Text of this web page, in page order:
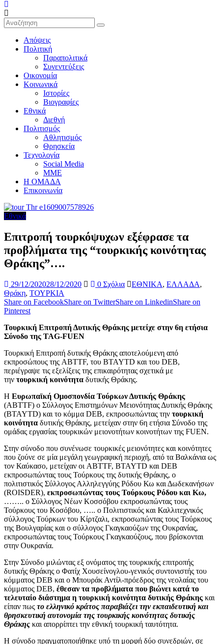
Απόψεις
Πολιτική
Παραπολιτικά
Συνεντεύξεις
Οικονομία
Κοινωνικά
Ιστορίες
Βιογραφίες
Εθνικά
Διεθνή
Πολιτισμός
Αθλητισμός
Θρησκεία
Τεχνολογία
Social Media
ΜΜΕ
Η ΟΜΑΔΑ
Επικοινωνία
Εθνικά
Επιτροπή τουρκόψυχων εξέφρασε τα
προβλήματα της “τουρκικής κοινότητας
Θράκης”….
29/12/202028/12/2020 0 Σχόλια ΕΘΝΙΚΑ, ΕΛΛΑΔΑ,
Θράκη, ΤΟΥΡΚΙΑ
Share on FacebookShare on TwitterShare on LinkedinShare on
Pinterest
Τουρκική Επιτροπή Δυτικής Θράκης μετείχε στην 6η ετήσια
Σύνοδο της TAG-FUEN
Τουρκική Επιτροπή δυτικής Θράκης αποτελούμενη από
εκπροσώπους της ABTTF, του BTAYTD και του DEB,
περιέγραψε τις εξελίξεις της επικαιρότητας σχετικά με
την τουρκική κοινότητα δυτικής Θράκης.
Η Ευρωπαϊκή Ομοσπονδία Τούρκων Δυτικής Θράκης
(ABTTF) ο Σύλλογος Επιστημόνων Μειονότητας Δυτικής Θράκης
(BTAYTD) και το κόμμα DEB, εκπροσωπώντας την τουρκική
κοινότητα δυτικής Θράκης, μετείχαν στην 6η ετήσια Σύνοδο της
ομάδας εργασίας τουρκικών μειονοτήτων κοινοτήτων της FUEN.
Στην σύνοδο που συνένωσε τουρκικές μειονότητες και κοινότητες
που ζούνε σε μία μεγάλη γεωγραφική περιοχή, από τα Βαλκάνια ως
τον Καύκασο, μετείχαν οι ABTTF, BTAYTD και DEB
εκπροσωπώντας τους Τούρκους της δυτικής Θράκης, ο
πολιτιστικός Σύλλογος Αλληλεγγύης Ρόδου Κω και Δωδεκανήσων
(ROISDER), εκπροσωπώντας τους Τούρκους Ρόδου και Κω,
…….. ο Σύλλογος Νέων Κοσσόβου εκπροσωπώντας τους
Τούρκους του Κοσόβου, ….. ο Πολιτιστικός και Καλλιτεχνικός
σύλλογος Τούρκων του Κίρτζαλι, εκπροσωπώντας τους Τούρκους
της Βουλγαρίας και ο σύλλογος Γκαγκαούζων της Ουκρανίας,
εκπροσωπώντας τους Τούρκους Γκαγκαούζους, που βρίσκονται
στην Ουκρανία.
Στην Σύνοδο μιλώντας εξ ονόματος της τουρκικής επιτροπής
δυτικής Θράκης ο Φατίχ Χουσείνογλου-γενικός συντονιστής του
κόμματος DEB και ο Μπουράκ Αντίλ-πρόεδρος της νεολαίας του
κόμματος DEB, έθεσαν τα προβλήματα που βιώνει κατά το
τελευταίο διάστημα η τουρκική κοινότητα δυτικής Θράκης και
είπαν πως το ελληνικό κράτος παραβιάζει την εκπαιδευτική και
θρησκευτική αυτονομία της τουρκικής κοινότητας δυτικής
Θράκης και απορρίπτει την εθνική τουρκική ταυτότητα.
Η σύνοδο πραγματοποιήθηκε υπό τη μορφή δύο συνεδριών, σε